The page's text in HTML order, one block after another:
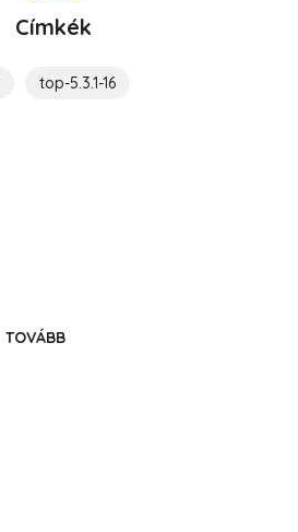
Címkék
top-5.3.1-16
TOVÁBB